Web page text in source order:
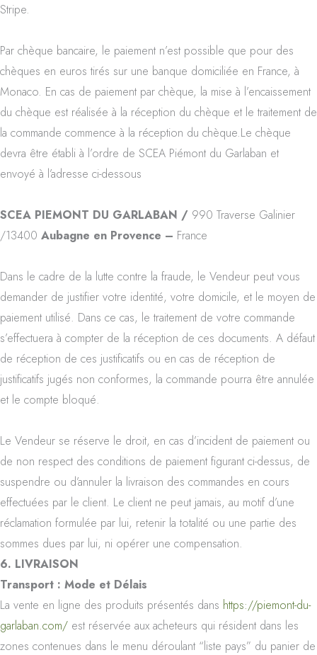
Stripe.
Par chèque bancaire, le paiement n’est possible que pour des
chèques en euros tirés sur une banque domiciliée en France, à
Monaco. En cas de paiement par chèque, la mise à l’encaissement
du chèque est réalisée à la réception du chèque et le traitement de
la commande commence à la réception du chèque.Le chèque
devra être établi à l’ordre de SCEA Piémont du Garlaban et
envoyé à l’adresse ci-dessous
SCEA PIEMONT DU GARLABAN / 990 Traverse Galinier
/13400 Aubagne en Provence – France
Dans le cadre de la lutte contre la fraude, le Vendeur peut vous
demander de justifier votre identité, votre domicile, et le moyen de
paiement utilisé. Dans ce cas, le traitement de votre commande
s’effectuera à compter de la réception de ces documents. A défaut
de réception de ces justificatifs ou en cas de réception de
justificatifs jugés non conformes, la commande pourra être annulée
et le compte bloqué.
Le Vendeur se réserve le droit, en cas d’incident de paiement ou
de non respect des conditions de paiement figurant ci-dessus, de
suspendre ou d’annuler la livraison des commandes en cours
effectuées par le client. Le client ne peut jamais, au motif d’une
réclamation formulée par lui, retenir la totalité ou une partie des
sommes dues par lui, ni opérer une compensation.
6. LIVRAISON
Transport : Mode et Délais
La vente en ligne des produits présentés dans https://piemont-du-
garlaban.com/ est réservée aux acheteurs qui résident dans les
zones contenues dans le menu déroulant “liste pays” du panier de